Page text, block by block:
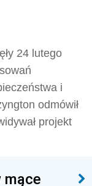
24 lutego
i
odmówił
projekt
mące